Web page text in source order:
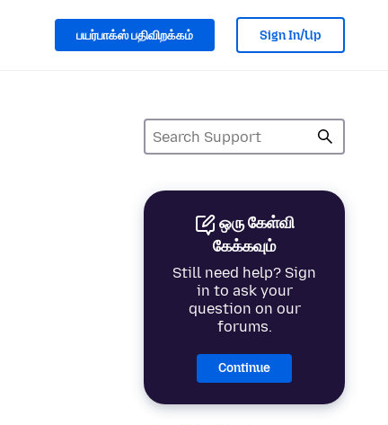
பயர்பாக்ஸ் பதிவிறக்கம் Sign In/Up
ஒரு கேள்வி
கேக்கவும்
Still need help? Sign
in to ask your
question on our
forums.
Continue